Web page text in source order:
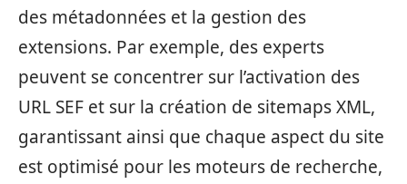
des métadonnées et la gestion des
extensions. Par exemple, des experts
peuvent se concentrer sur l’activation des
URL SEF et sur la création de sitemaps XML,
garantissant ainsi que chaque aspect du site
est optimisé pour les moteurs de recherche,